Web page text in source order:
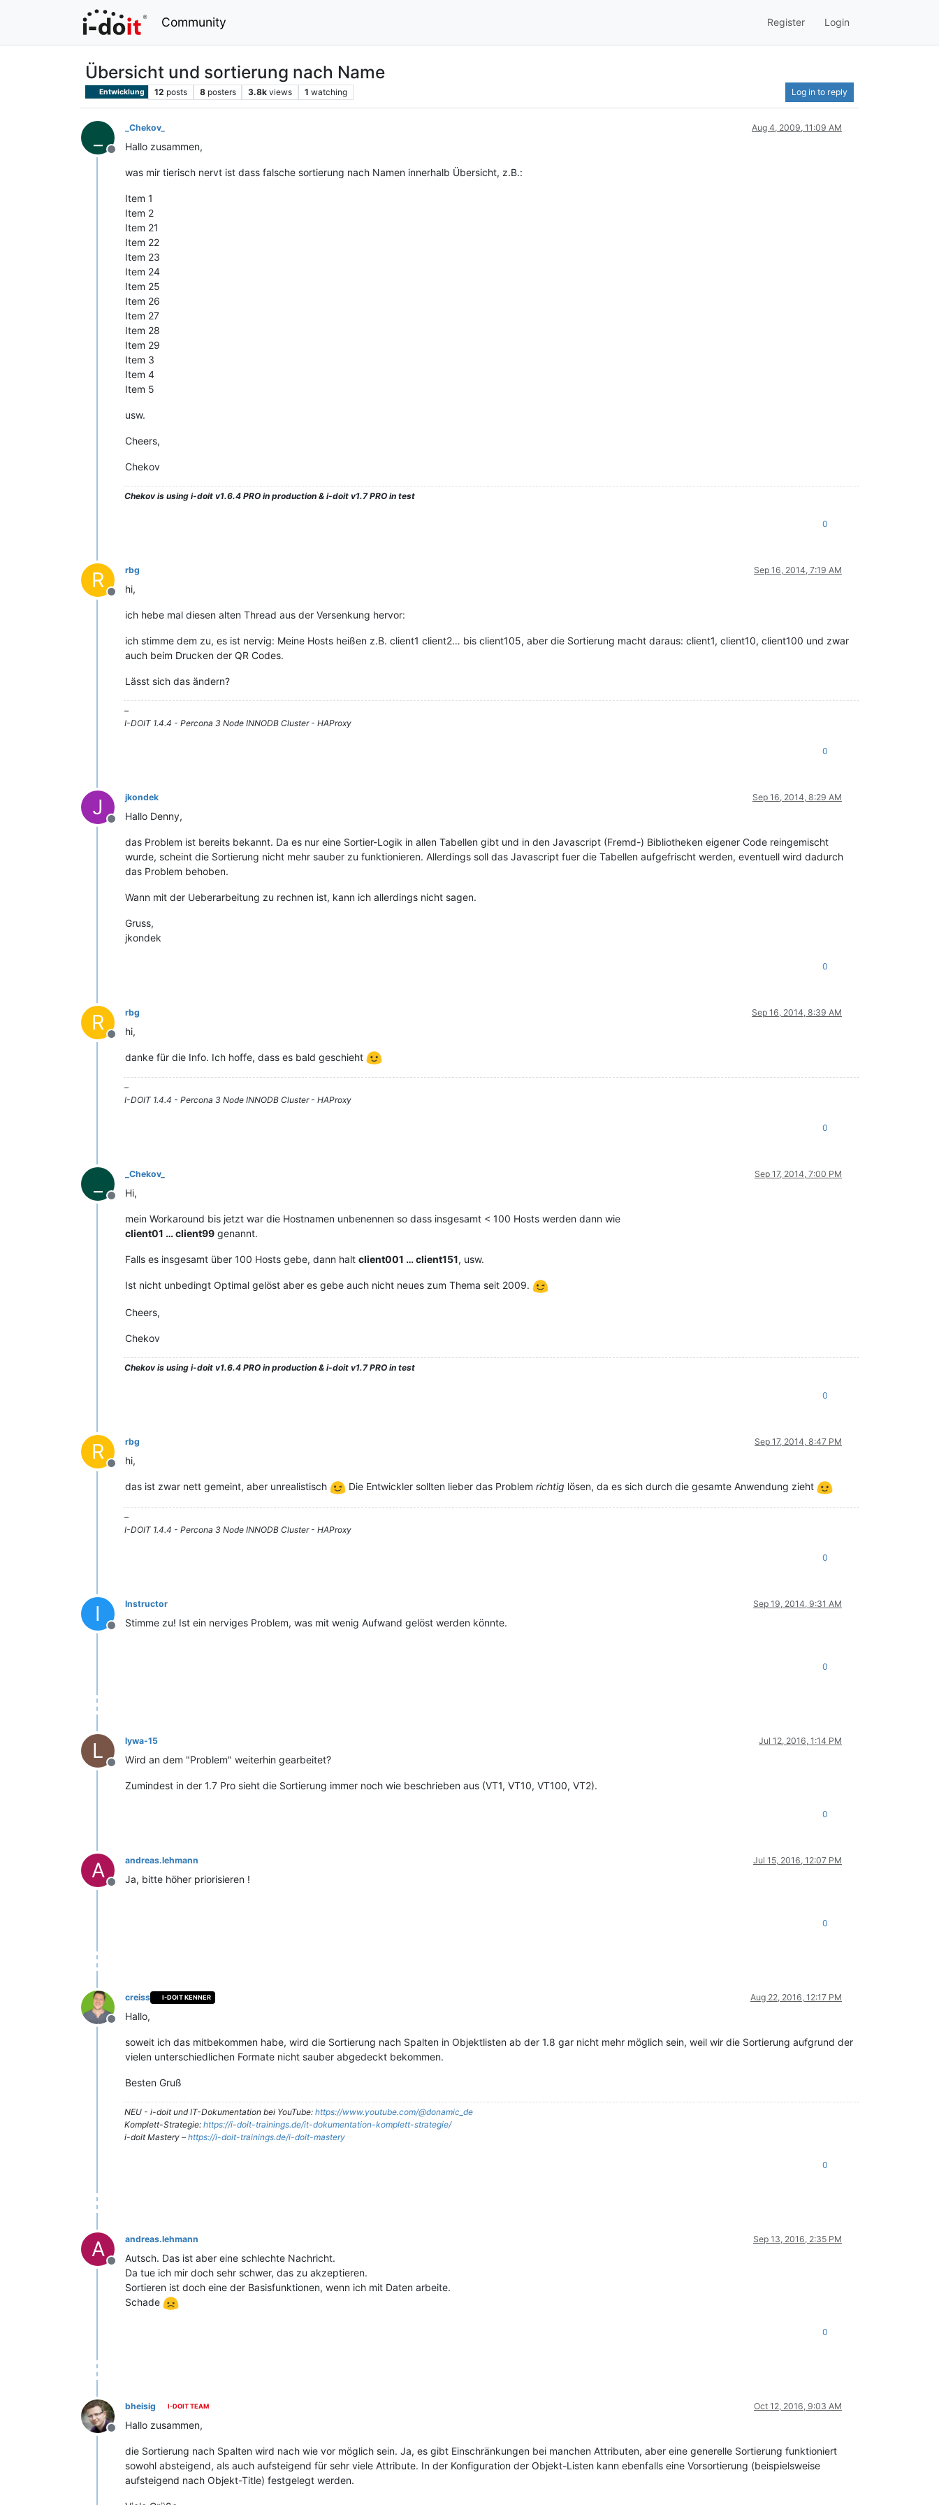
Community Register Login
Übersicht und sortierung nach Name
Entwicklung 12 posts 8 posters 3.8k views 1 watching Log in to reply
Offline
_Chekov_ Aug 4, 2009, 11:09 AM
Hallo zusammen,
was mir tierisch nervt ist dass falsche sortierung nach Namen innerhalb Übersicht, z.B.:
Item 1
Item 2
Item 21
Item 22
Item 23
Item 24
Item 25
Item 26
Item 27
Item 28
Item 29
Item 3
Item 4
Item 5
usw.
Cheers,
Chekov
Chekovis using i-doit v1.6.4 PRO in production & i-doit v1.7 PRO in test
0
R
Offline
rbg Sep 16, 2014, 7:19 AM
hi,
ich hebe mal diesen alten Thread aus der Versenkung hervor:
ich stimme dem zu, es ist nervig: Meine Hosts heißen z.B. client1 client2… bis client105, aber die Sortierung macht daraus: client1, client10, client100 und zwar
auch beim Drucken der QR Codes.
Lässt sich das ändern?
–
I-DOIT 1.4.4 - Percona 3 Node INNODB Cluster - HAProxy
0
J
Offline
jkondek Sep 16, 2014, 8:29 AM
Hallo Denny,
das Problem ist bereits bekannt. Da es nur eine Sortier-Logik in allen Tabellen gibt und in den Javascript (Fremd-) Bibliotheken eigener Code reingemischt
wurde, scheint die Sortierung nicht mehr sauber zu funktionieren. Allerdings soll das Javascript fuer die Tabellen aufgefrischt werden, eventuell wird dadurch
das Problem behoben.
Wann mit der Ueberarbeitung zu rechnen ist, kann ich allerdings nicht sagen.
Gruss,
jkondek
0
R
Offline
rbg Sep 16, 2014, 8:39 AM
hi,
danke für die Info. Ich hoffe, dass es bald geschieht
–
I-DOIT 1.4.4 - Percona 3 Node INNODB Cluster - HAProxy
0
Offline
_Chekov_ Sep 17, 2014, 7:00 PM
Hi,
mein Workaround bis jetzt war die Hostnamen unbenennen so dass insgesamt < 100 Hosts werden dann wie
client01 … client99 genannt.
Falls es insgesamt über 100 Hosts gebe, dann halt client001 … client151, usw.
Ist nicht unbedingt Optimal gelöst aber es gebe auch nicht neues zum Thema seit 2009.
Cheers,
Chekov
Chekovis using i-doit v1.6.4 PRO in production & i-doit v1.7 PRO in test
0
R
Offline
rbg Sep 17, 2014, 8:47 PM
hi,
das ist zwar nett gemeint, aber unrealistisch Die Entwickler sollten lieber das Problem richtig lösen, da es sich durch die gesamte Anwendung zieht
–
I-DOIT 1.4.4 - Percona 3 Node INNODB Cluster - HAProxy
0
I
Offline
Instructor Sep 19, 2014, 9:31 AM
Stimme zu! Ist ein nerviges Problem, was mit wenig Aufwand gelöst werden könnte.
0
L
Offline
lywa-15 Jul 12, 2016, 1:14 PM
Wird an dem "Problem" weiterhin gearbeitet?
Zumindest in der 1.7 Pro sieht die Sortierung immer noch wie beschrieben aus (VT1, VT10, VT100, VT2).
0
A
Offline
andreas.lehmann Jul 15, 2016, 12:07 PM
Ja, bitte höher priorisieren !
0
Offline
creiss I-DOIT KENNER Aug 22, 2016, 12:17 PM
Hallo,
soweit ich das mitbekommen habe, wird die Sortierung nach Spalten in Objektlisten ab der 1.8 gar nicht mehr möglich sein, weil wir die Sortierung aufgrund der
vielen unterschiedlichen Formate nicht sauber abgedeckt bekommen.
Besten Gruß
NEU - i-doit und IT-Dokumentation bei YouTube: https://www.youtube.com/@donamic_de
Komplett-Strategie: https://i-doit-trainings.de/it-dokumentation-komplett-strategie/
i-doit Mastery – https://i-doit-trainings.de/i-doit-mastery
0
A
Offline
andreas.lehmann Sep 13, 2016, 2:35 PM
Autsch. Das ist aber eine schlechte Nachricht.
Da tue ich mir doch sehr schwer, das zu akzeptieren.
Sortieren ist doch eine der Basisfunktionen, wenn ich mit Daten arbeite.
Schade
0
Offline
bheisig I-DOIT TEAM Oct 12, 2016, 9:03 AM
Hallo zusammen,
die Sortierung nach Spalten wird nach wie vor möglich sein. Ja, es gibt Einschränkungen bei manchen Attributen, aber eine generelle Sortierung funktioniert
sowohl absteigend, als auch aufsteigend für sehr viele Attribute. In der Konfiguration der Objekt-Listen kann ebenfalls eine Vorsortierung (beispielsweise
aufsteigend nach Objekt-Title) festgelegt werden.